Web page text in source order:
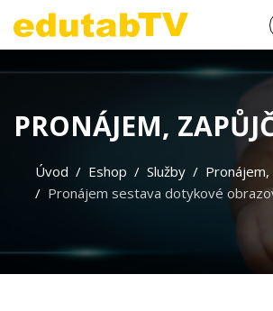
PRONÁJEM,
Úvod Eshop Služby
Pronájem sestava dotykové